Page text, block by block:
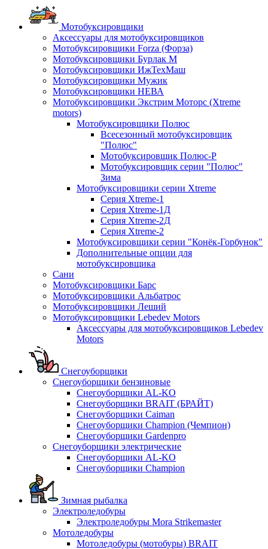
Мотобуксировщики
Аксессуары для мотобуксировщиков
Мотобуксировщики Forza (Форза)
Мотобуксировщики Бурлак М
Мотобуксировщики ИжТехМаш
Мотобуксировщики Мужик
Мотобуксировщики НЕВА
Мотобуксировщики Экстрим Моторс (Xtreme
motors)
Мотобуксировщики Полюс
Всесезонный мотобуксировщик
"Полюс"
Мотобуксировщик Полюс-Р
Мотобуксировщик серии "Полюс"
Зима
Мотобуксировщики серии Xtreme
Серия Xtreme-1
Серия Xtreme-1Д
Серия Xtreme-2Д
Серия Xtreme-2
Мотобуксировщики серии "Конёк-Горбунок"
Дополнительные опции для
мотобуксировщика
Сани
Мотобуксировщики Барс
Мотобуксировщики Альбатрос
Мотобуксировщики Леший
Мотобуксировщики Lebedev Motors
Аксессуары для мотобуксировщиков Lebedev
Motors
Снегоуборщики
Снегоуборщики бензиновые
Снегоуборщики AL-KO
Снегоуборщики BRAIT (БРАЙТ)
Снегоуборщики Caiman
Снегоуборщики Champion (Чемпион)
Снегоуборщики Gardenpro
Снегоуборщики электрические
Снегоуборщики AL-KO
Снегоуборщики Champion
Зимная рыбалка
Электроледобуры
Электроледобуры Mora Strikemaster
Мотоледобуры
Мотоледобуры (мотобуры) BRAIT